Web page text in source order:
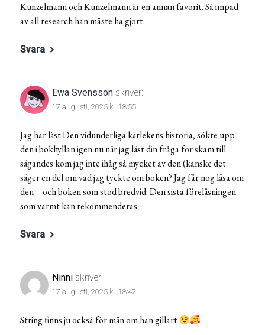
Kunzelmann och Kunzelmann är en annan favorit. Så impad
av all research han måste ha gjort.
Svara
Ewa Svensson skriver:
17 augusti, 2025 kl. 18:55
Jag har läst Den vidunderliga kärlekens historia, sökte upp
den i bokhyllan igen nu när jag läst din fråga för skam till
sägandes kom jag inte ihåg så mycket av den (kanske det
säger en del om vad jag tyckte om boken? Jag får nog läsa om
den – och boken som stod bredvid: Den sista föreläsningen
som varmt kan rekommenderas.
Svara
Ninni skriver:
17 augusti, 2025 kl. 18:42
String finns ju också för män om han gillart